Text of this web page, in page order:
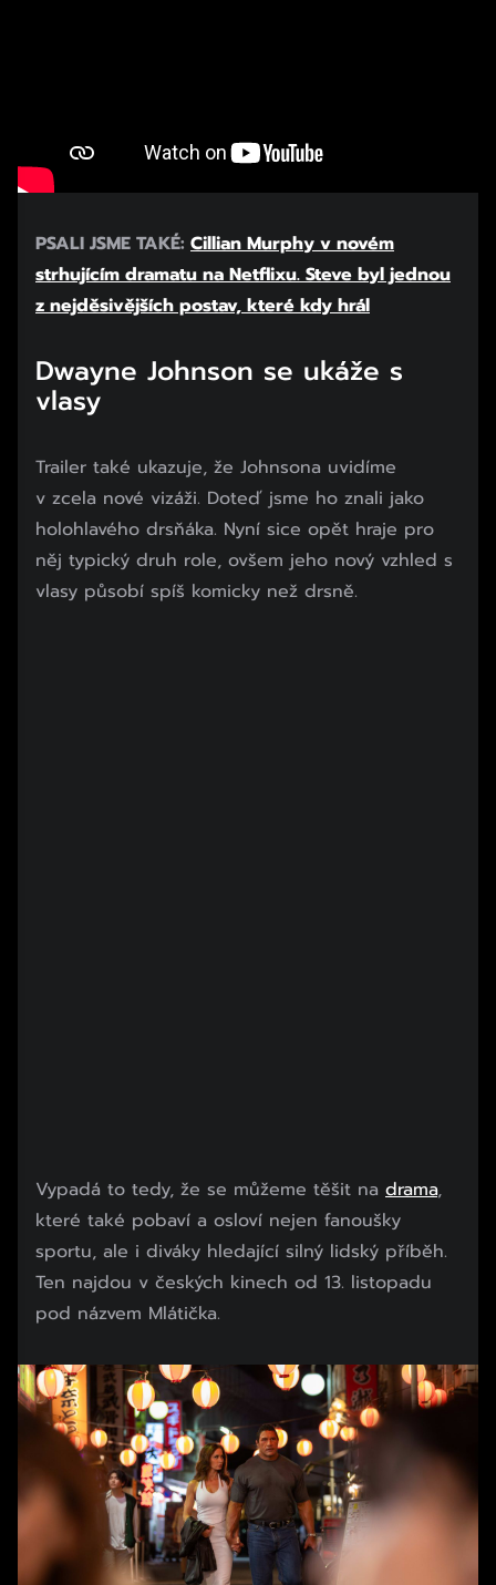
PSALI JSME TAKÉ: Cillian Murphy v novém
strhujícím dramatu na Netflixu. Steve byl jednou
z nejděsivějších postav, které kdy hrál
Začátek reklamy
Konec reklamy
Dwayne Johnson se ukáže s
vlasy
Trailer také ukazuje, že Johnsona uvidíme
v zcela nové vizáži. Doteď jsme ho znali jako
holohlavého drsňáka. Nyní sice opět hraje pro
něj typický druh role, ovšem jeho nový vzhled s
vlasy působí spíš komicky než drsně.
Vypadá to tedy, že se můžeme těšit na drama,
které také pobaví a osloví nejen fanoušky
sportu, ale i diváky hledající silný lidský příběh.
Ten najdou v českých kinech od 13. listopadu
pod názvem Mlátička.